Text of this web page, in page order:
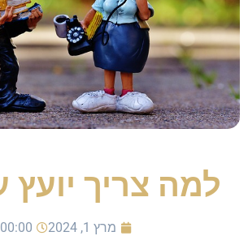
למה צריך יועץ
מרץ 1, 2024 00:00